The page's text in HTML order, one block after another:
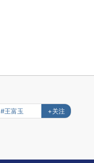
#王富玉 +关注